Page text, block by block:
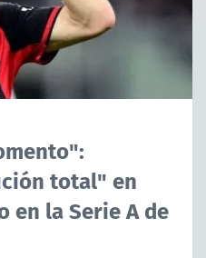
total" en
en la Serie A de